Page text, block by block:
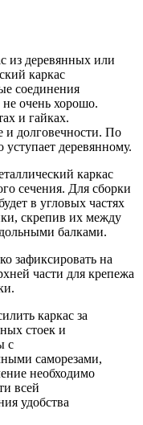
из деревянных или
каркас
соединения
не очень хорошо.
и гайках.
и долговечности. По
деревянному.
каркас
сечения. Для сборки
в угловых частях
скрепив их между
балками.
зафиксировать на
части для крепежа
каркас за
стоек и
с
саморезами,
необходимо
всей
удобства